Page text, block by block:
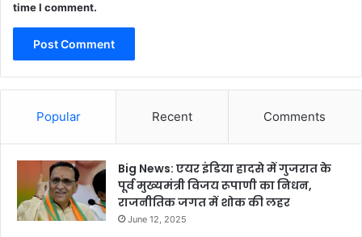
time I comment.
Popular Recent Comments
Big News: एयर इंडिया हादसे में गुजरात के
पूर्व मुख्यमंत्री विजय रूपाणी का निधन,
राजनीतिक जगत में शोक की लहर
June 12, 2025